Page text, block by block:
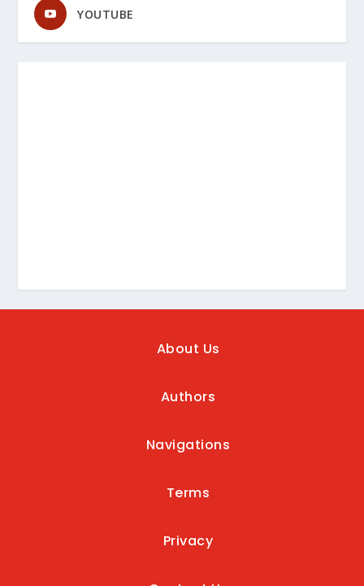
YOUTUBE
About Us
Authors
Navigations
Terms
Privacy